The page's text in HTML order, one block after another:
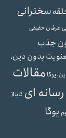
سخنرانی
عرفان حقیقی
جذب
بدون دین،
یوگا مقالات
ای کابالا
یوگا